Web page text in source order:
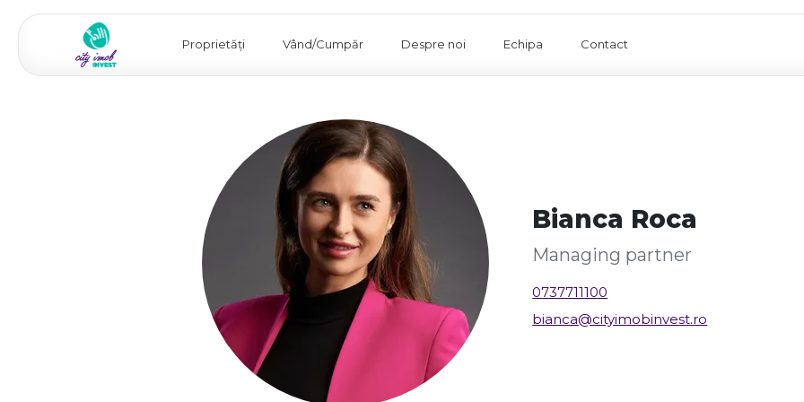
Proprietăți Vând/Cumpăr Despre noi Echipa Contact
Bianca Roca
Managing partner
0737711100
bianca@cityimobinvest.ro